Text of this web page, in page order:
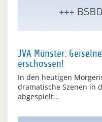
JVA Münster:
erschossen!
In den heutigen
dramatische Szenen in
abgespielt…